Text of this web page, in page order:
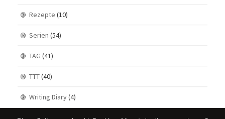
Rezepte (10)
Serien (54)
TAG (41)
TTT(40)
Writing Diary(4)